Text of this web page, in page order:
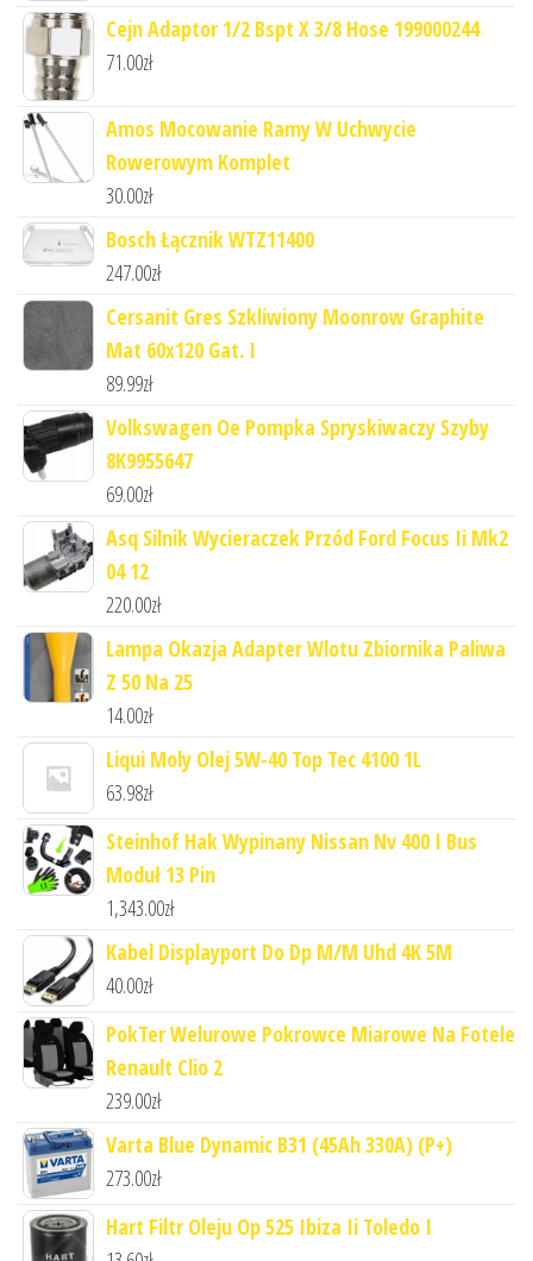
Cejn Adaptor 1/2 Bspt X 3/8 Hose 199000244
71.00zł
Amos Mocowanie Ramy W Uchwycie
Rowerowym Komplet
30.00zł
Bosch Łącznik WTZ11400
247.00zł
Cersanit Gres Szkliwiony Moonrow Graphite
Mat 60x120 Gat. I
89.99zł
Volkswagen Oe Pompka Spryskiwaczy Szyby
8K9955647
69.00zł
Asq Silnik Wycieraczek Przód Ford Focus Ii Mk2
04 12
220.00zł
Lampa Okazja Adapter Wlotu Zbiornika Paliwa
Z 50 Na 25
14.00zł
Liqui Moly Olej 5W-40 Top Tec 4100 1L
63.98zł
Steinhof Hak Wypinany Nissan Nv 400 I Bus
Moduł 13 Pin
1,343.00zł
Kabel Displayport Do Dp M/M Uhd 4K 5M
40.00zł
PokTer Welurowe Pokrowce Miarowe Na Fotele
Renault Clio 2
239.00zł
Varta Blue Dynamic B31 (45Ah 330A) (P+)
273.00zł
Hart Filtr Oleju Op 525 Ibiza Ii Toledo I